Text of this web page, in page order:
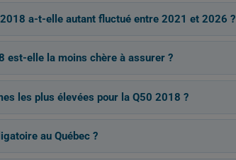
a-t-elle autant fluctué entre 2021 et 2026 ?
est-elle la moins chère à assurer ?
les plus élevées pour la Q50 2018 ?
au Québec ?